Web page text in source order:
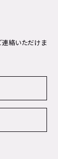
連絡いただけま